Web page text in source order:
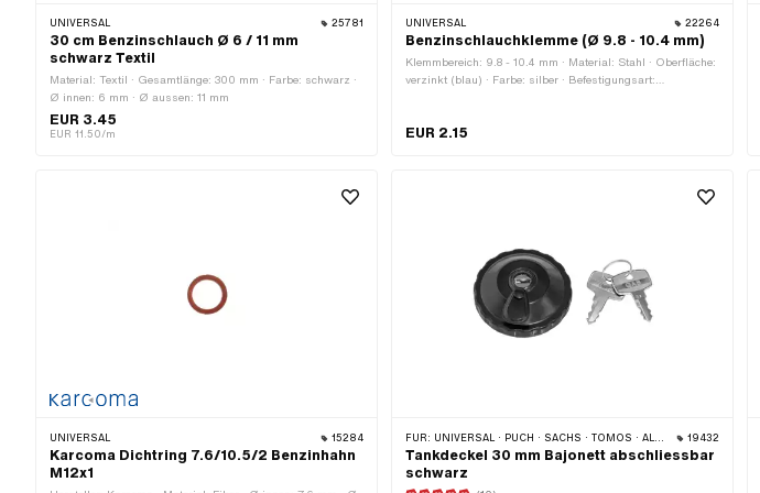
UNIVERSAL 25781
30 cm Benzinschlauch Ø 6 / 11 mm
schwarz Textil
Material: Textil · Gesamtlänge: 300 mm · Farbe: schwarz ·
Ø innen: 6 mm · Ø aussen: 11 mm
EUR 3.45
EUR 11.50/m
UNIVERSAL 22264
Benzinschlauchklemme (Ø 9.8 - 10.4 mm)
Klemmbereich: 9.8 - 10.4 mm · Material: Stahl · Oberfläche:
verzinkt (blau) · Farbe: silber · Befestigungsart:
EUR 2.15
UNIVERSAL 15284
Karcoma Dichtring 7.6/10.5/2 Benzinhahn
M12x1
FÜR: UNIVERSAL · PUCH · SACHS · TOMOS · ALPA CHOPPER / TURBO · HERCULES · KREIDLER · KTM 19432
Tankdeckel 30 mm Bajonett abschliessbar
schwarz